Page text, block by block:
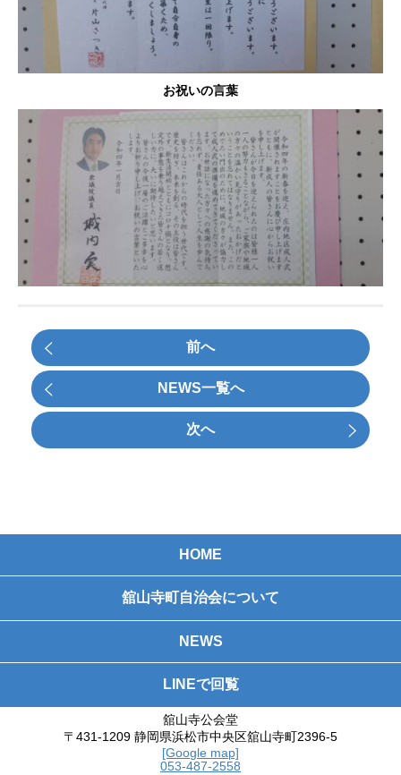
お祝いの言葉
前へ
NEWS一覧へ
次へ
HOME
舘山寺町自治会について
NEWS
LINEで回覧
舘山寺公会堂
〒431-1209 静岡県浜松市中央区舘山寺町2396-5
[Google map]
053-487-2558